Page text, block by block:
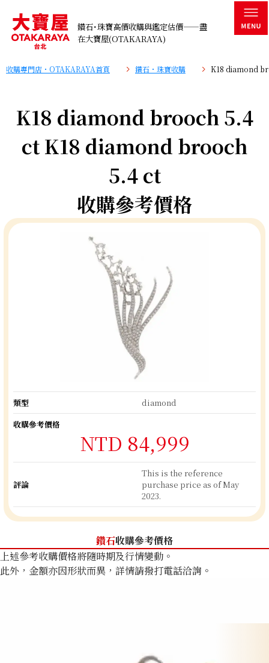
鑽石･珠寶高價收購與鑑定估價——盡
在大寶屋(OTAKARAYA)
收購專門店・OTAKARAYA首頁 鑽石・珠寶收購 K18 diamond
K18 diamond brooch 5.4
ct K18 diamond brooch
5.4 ct
收購參考價格
類型
diamond
收購參考價格
NTD 84,999
評論
This is the reference
purchase price as of May
2023.
鑽石收購參考價格
上述參考收購價格將隨時期及行情變動。
此外，金額亦因形狀而異，詳情請撥打電話洽詢。